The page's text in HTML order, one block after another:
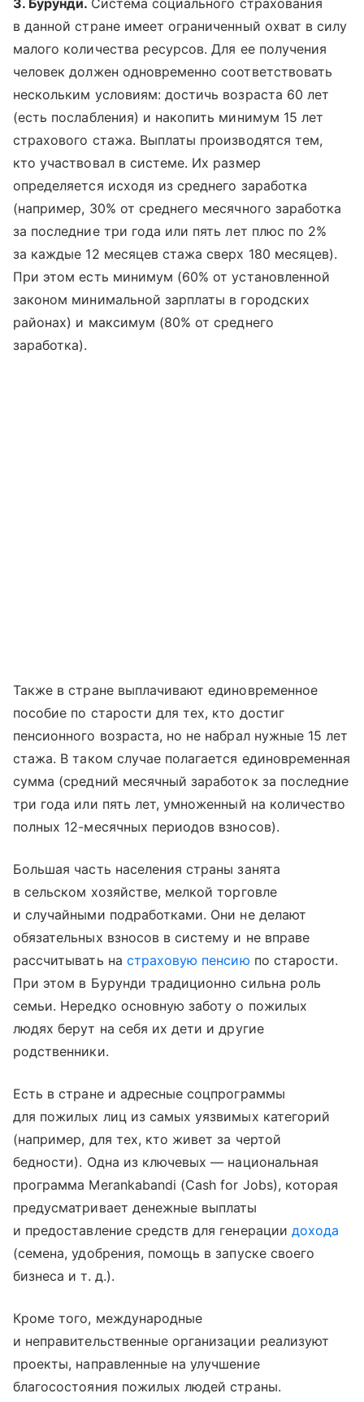
3. Бурунди. Система социального страхования
в данной стране имеет ограниченный охват в силу
малого количества ресурсов. Для ее получения
человек должен одновременно соответствовать
нескольким условиям: достичь возраста 60 лет
(есть послабления) и накопить минимум 15 лет
страхового стажа. Выплаты производятся тем,
кто участвовал в системе. Их размер
определяется исходя из среднего заработка
(например, 30% от среднего месячного заработка
за последние три года или пять лет плюс по 2%
за каждые 12 месяцев стажа сверх 180 месяцев).
При этом есть минимум (60% от установленной
законом минимальной зарплаты в городских
районах) и максимум (80% от среднего
заработка).
Также в стране выплачивают единовременное
пособие по старости для тех, кто достиг
пенсионного возраста, но не набрал нужные 15 лет
стажа. В таком случае полагается единовременная
сумма (средний месячный заработок за последние
три года или пять лет, умноженный на количество
полных 12-месячных периодов взносов).
Большая часть населения страны занята
в сельском хозяйстве, мелкой торговле
и случайными подработками. Они не делают
обязательных взносов в систему и не вправе
рассчитывать на страховую пенсию по старости.
При этом в Бурунди традиционно сильна роль
семьи. Нередко основную заботу о пожилых
людях берут на себя их дети и другие
родственники.
Есть в стране и адресные соцпрограммы
для пожилых лиц из самых уязвимых категорий
(например, для тех, кто живет за чертой
бедности). Одна из ключевых — национальная
программа Merankabandi (Cash for Jobs), которая
предусматривает денежные выплаты
и предоставление средств для генерации дохода
(семена, удобрения, помощь в запуске своего
бизнеса и т. д.).
Кроме того, международные
и неправительственные организации реализуют
проекты, направленные на улучшение
благосостояния пожилых людей страны.